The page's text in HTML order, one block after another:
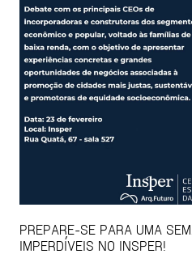
PREPARE-SE PARA UMA
IMPERDÍVEIS NO INSPER!